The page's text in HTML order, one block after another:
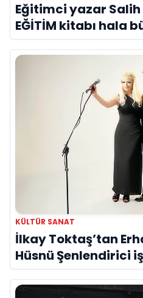
Eğitimci yazar Salih
EĞİTİM kitabı hala
devam ediyor
KÜLTÜR SANAT
İlkay Toktaş’tan
Hüsnü Şenlendirici
duygusal bir aşk
Gibi”